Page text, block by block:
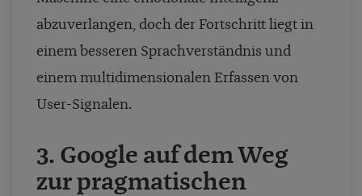
abzuverlangen, doch der Fortschritt liegt in
einem besseren Sprachverständnis und
einem multidimensionalen Erfassen von
User-Signalen.
3. Google auf dem Weg
zur pragmatischen